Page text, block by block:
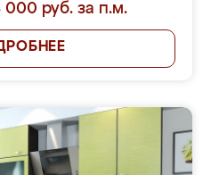
000 руб. за п.м.